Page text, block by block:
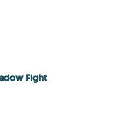
Fight